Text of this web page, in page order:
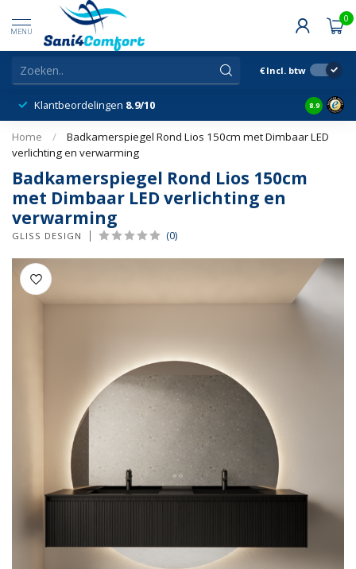
MENU
0
€ Incl. btw
Klantbeordelingen 8.9/10 8.9
Home /
Badkamerspiegel Rond Lios 150cm met Dimbaar LED
verlichting en verwarming
Badkamerspiegel Rond Lios 150cm
met Dimbaar LED verlichting en
verwarming
GLISS DESIGN (0)